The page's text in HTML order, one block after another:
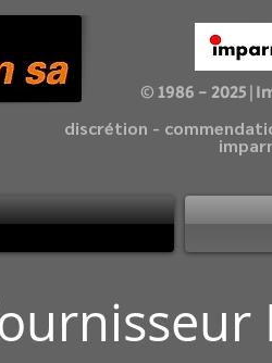
© 1986 -
discrétion -